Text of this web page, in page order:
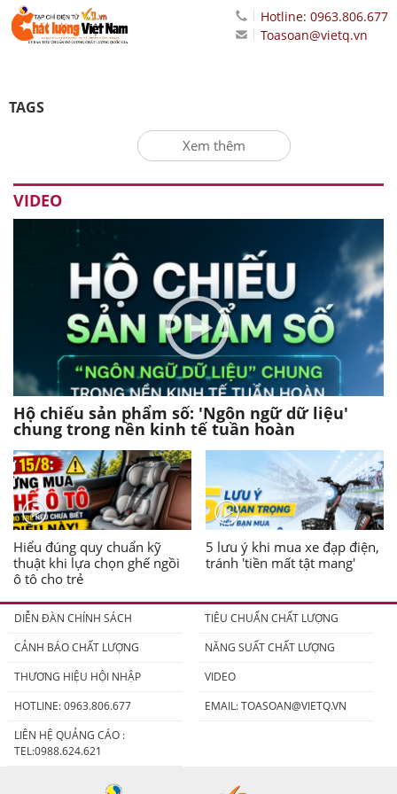
Hotline: 0963.806.677
Toasoan@vietq.vn
TAGS
Xem thêm
VIDEO
Hộ chiếu sản phẩm số: 'Ngôn ngữ dữ liệu'
chung trong nền kinh tế tuần hoàn
Hiểu đúng quy chuẩn kỹ
thuật khi lựa chọn ghế ngồi
ô tô cho trẻ
5 lưu ý khi mua xe đạp điện,
tránh 'tiền mất tật mang'
DIỄN ĐÀN CHÍNH SÁCH
TIÊU CHUẨN CHẤT LƯỢNG
CẢNH BÁO CHẤT LƯỢNG
NĂNG SUẤT CHẤT LƯỢNG
THƯƠNG HIỆU HỘI NHẬP
VIDEO
HOTLINE: 0963.806.677
EMAIL:TOASOAN@VIETQ.VN
LIÊN HỆ QUẢNG CÁO :
TEL:0988.624.621